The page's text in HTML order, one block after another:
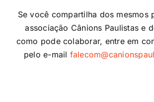
Se você compartilha dos mesmos
associação Cânions Paulistas e
como pode colaborar, entre em
pelo e-mail